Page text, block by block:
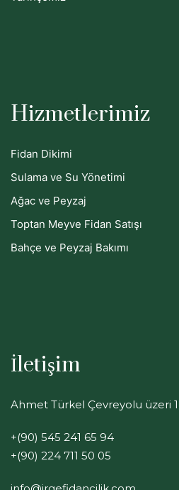
Hizmetlerimiz
Fidan Dikimi
Sulama ve Su Yönetimi
Ağac ve Peyzaj
Toptan Meyve Fidan Satışı
Bahçe ve Peyzaj Bakımı
İletişim
Ahmet Türkel Çevreyolu üzeri
+(90) 545 241 65 94
+(90) 224 711 50 05